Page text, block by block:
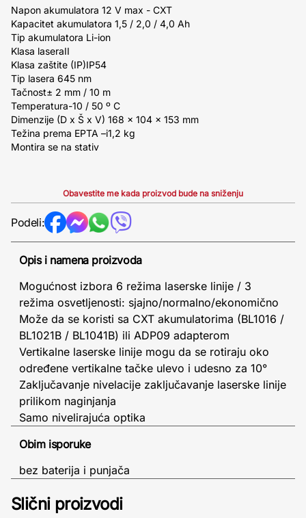
Napon akumulatora 12 V max - CXT
Kapacitet akumulatora 1,5 / 2,0 / 4,0 Ah
Tip akumulatora Li-ion
Klasa laseraII
Klasa zaštite (IP)IP54
Tip lasera 645 nm
Tačnost± 2 mm / 10 m
Temperatura-10 / 50 º C
Dimenzije (D x Š x V) 168 x 104 x 153 mm
Težina prema EPTA –i1,2 kg
Montira se na stativ
Obavestite me kada proizvod bude na sniženju
Podeli:
Opis i namena proizvoda
Mogućnost izbora 6 režima laserske linije / 3
režima osvetljenosti: sjajno/normalno/ekonomično
Može da se koristi sa CXT akumulatorima (BL1016 /
BL1021B / BL1041B) ili ADP09 adapterom
Vertikalne laserske linije mogu da se rotiraju oko
određene vertikalne tačke ulevo i udesno za 10°
Zaključavanje nivelacije zaključavanje laserske linije
prilikom naginjanja
Samo nivelirajuća optika
Obim isporuke
bez baterija i punjača
Slični proizvodi